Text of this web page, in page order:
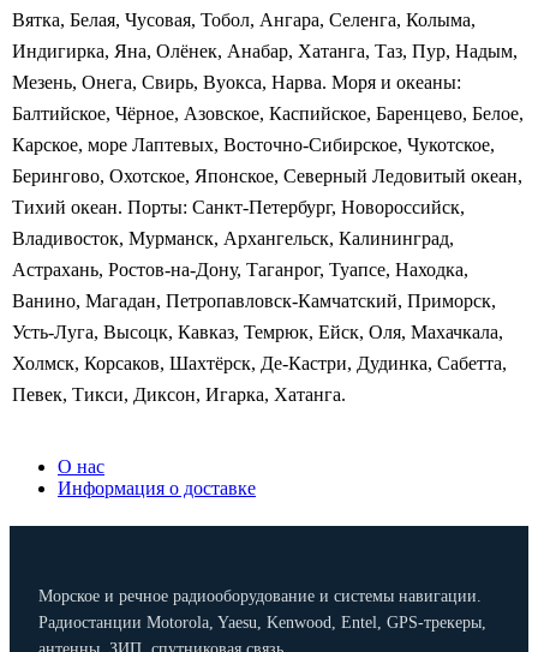
Вятка, Белая, Чусовая, Тобол, Ангара, Селенга, Колыма,
Индигирка, Яна, Олёнек, Анабар, Хатанга, Таз, Пур, Надым,
Мезень, Онега, Свирь, Вуокса, Нарва. Моря и океаны:
Балтийское, Чёрное, Азовское, Каспийское, Баренцево, Белое,
Карское, море Лаптевых, Восточно-Сибирское, Чукотское,
Берингово, Охотское, Японское, Северный Ледовитый океан,
Тихий океан. Порты: Санкт-Петербург, Новороссийск,
Владивосток, Мурманск, Архангельск, Калининград,
Астрахань, Ростов-на-Дону, Таганрог, Туапсе, Находка,
Ванино, Магадан, Петропавловск-Камчатский, Приморск,
Усть-Луга, Высоцк, Кавказ, Темрюк, Ейск, Оля, Махачкала,
Холмск, Корсаков, Шахтёрск, Де-Кастри, Дудинка, Сабетта,
Певек, Тикси, Диксон, Игарка, Хатанга.
О нас
Информация о доставке
Морское и речное радиооборудование и системы навигации.
Радиостанции Motorola, Yaesu, Kenwood, Entel, GPS-трекеры,